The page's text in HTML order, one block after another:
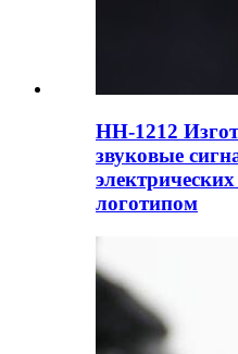
HH-1212
звуковые
логотипом